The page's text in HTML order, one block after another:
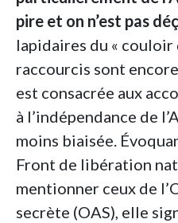
pire et on n’est pas
lapidaires du « couloir
raccourcis sont
est consacrée aux
à l’indépendance de
moins biaisée.
Front de libération
mentionner ceux de
secrète (OAS), elle